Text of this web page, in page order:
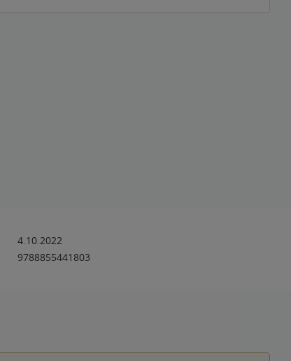
4.10.2022
9788855441803